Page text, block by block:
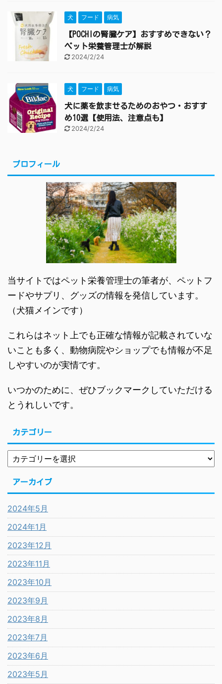
犬 フード 病気
【POCHIの腎臓ケア】おすすめできない？
ペット栄養管理士が解説
2024/2/24
犬 フード 病気
犬に薬を飲ませるためのおやつ・おすす
め10選【使用法、注意点も】
2024/2/24
プロフィール
当サイトではペット栄養管理士の筆者が、ペットフ
ードやサプリ、グッズの情報を発信しています。
（犬猫メインです）
これらはネット上でも正確な情報が記載されていな
いことも多く、動物病院やショップでも情報が不足
しやすいのが実情です。
いつかのために、ぜひブックマークしていただける
とうれしいです。
カテゴリー
アーカイブ
2024年5月
2024年1月
2023年12月
2023年11月
2023年10月
2023年9月
2023年8月
2023年7月
2023年6月
2023年5月